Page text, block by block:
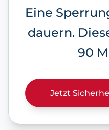
Eine
dauern.
90
Jetzt